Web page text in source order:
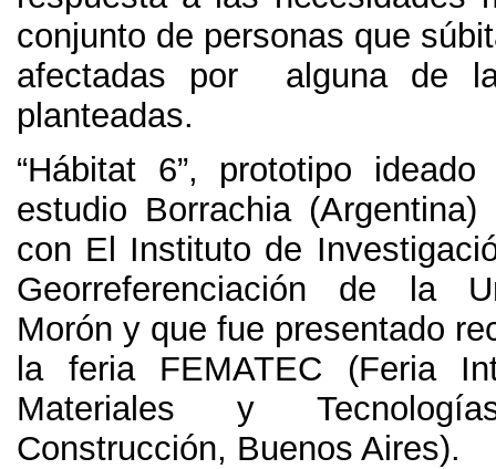
conjunto de personas que
afectadas por alguna de
planteadas.
“Hábitat 6”, prototipo
estudio Borrachia (Argentina)
con El Instituto de
Georreferenciación de la
Morón y que fue presentado
la feria FEMATEC (Feria
Materiales y
Construcción, Buenos Aires).